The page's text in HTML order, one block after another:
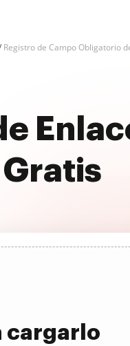
Registro de Campo Obligatorio
cargarlo